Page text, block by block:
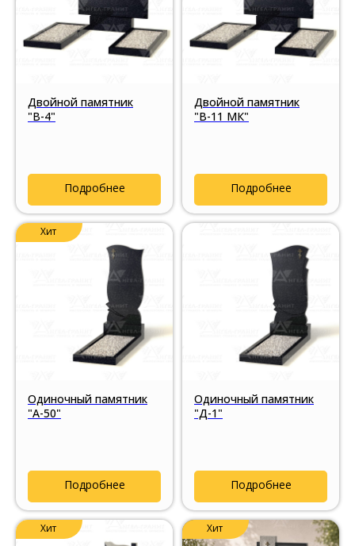
Двойной памятник
"В-4"
Подробнее
Двойной памятник
"В-11 МК"
Подробнее
Хит
Одиночный памятник
"А-50"
Подробнее
Одиночный памятник
"Д-1"
Подробнее
Хит Хит